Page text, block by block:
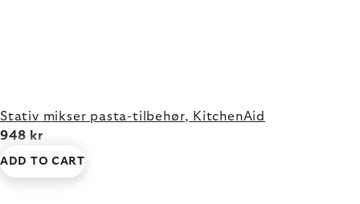
Stativ mikser pasta-tilbehør, KitchenAid
948 kr
ADD TO CART